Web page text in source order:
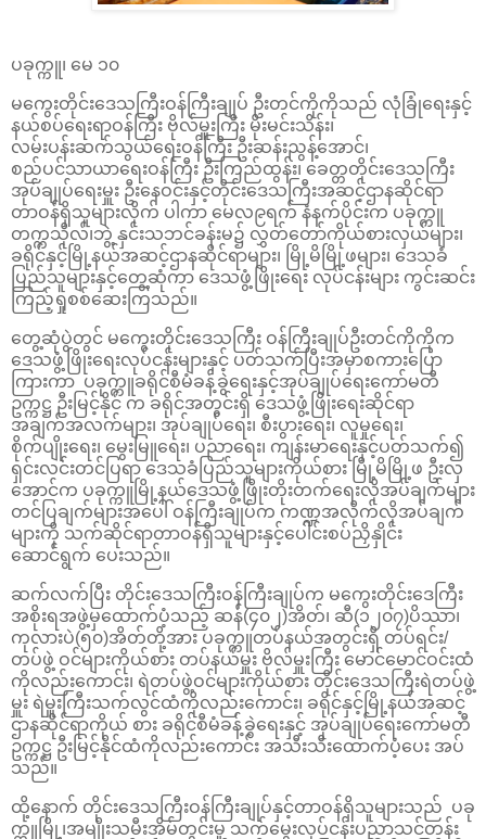
ပခုက္ကူ၊ မေ ၁၀
မကွေးတိုင်းဒေသကြီးဝန်ကြီးချုပ် ဦးတင်ကိုကိုသည် လုံခြုံရေးနှင့်
နယ်စပ်ရေးရာဝန်ကြီး ဗိုလ်မှူးကြီး မိုးမင်းသိန်း၊
လမ်းပန်းဆက်သွယ်ရေးဝန်ကြီး ဦးဆန်းညွန့်အောင်၊
စည်ပင်သာယာရေးဝန်ကြီး ဦးကြည်ထွန်း၊ ခေတ္တတိုင်းဒေသကြီး
အုပ်ချုပ်ရေးမှူး ဦးနေဝင်းနှင့်တိုင်းဒေသကြီးအဆင့်ဌာနဆိုင်ရာ
တာဝန်ရှိသူများလိုက် ပါကာ မေလ၉ရက် နံနက်ပိုင်းက ပခုက္ကူ
တက္ကသိုလ်၊ဘွဲ့ နှင်းသဘင်ခန်းမ၌ လွှတ်တော်ကိုယ်စားလှယ်များ၊
ခရိုင်နှင့်မြို့နယ်အဆင့်ဌာနဆိုင်ရာများ၊ မြို့မိမြို့ဖများ၊ ဒေသခံ
ပြည်သူများနှင့်တွေ့ဆုံကာ ဒေသဖွံ့ဖြိုးရေး လုပ်ငန်းများ ကွင်းဆင်း
ကြည့်ရှုစစ်ဆေးကြသည်။
တွေ့ဆုံပွဲတွင် မကွေးတိုင်းဒေသကြီး ဝန်ကြီးချုပ်ဦးတင်ကိုကိုက
ဒေသဖွံ့ဖြိုးရေးလုပ်ငန်းများနှင့် ပတ်သက်ပြီးအမှာစကားပြော
ကြားကာ ပခုက္ကူခရိုင်စီမံခန့်ခွဲရေးနှင့်အုပ်ချုပ်ရေးကော်မတီ
ဥက္ကဋ္ဌ ဦးမြင့်နိုင် က ခရိုင်အတွင်းရှိ ဒေသဖွံ့ဖြိုးရေးဆိုင်ရာ
အချက်အလက်များ၊ အုပ်ချုပ်ရေး၊ စီးပွားရေး၊ လူမှုရေး၊
စိုက်ပျိုးရေး၊ မွေးမြူရေး၊ ပညာရေး၊ ကျန်းမာရေးနှင့်ပတ်သက်၍
ရှင်းလင်းတင်ပြရာ ဒေသခံပြည်သူများကိုယ်စား မြို့မိမြို့ဖ ဦးလှ
အောင်က ပခုက္ကူမြို့နယ်ဒေသဖွံ့ဖြိုးတိုးတက်ရေးလိုအပ်ချက်များ
တင်ပြချက်များအပေါ် ဝန်ကြီးချုပ်က ကဏ္ဍအလိုက်လိုအပ်ချက်
များကို သက်ဆိုင်ရာတာဝန်ရှိသူများနှင့်ပေါင်းစပ်ညှိနှိုင်း
ဆောင်ရွက် ပေးသည်။
ဆက်လက်ပြီး တိုင်းဒေသကြီးဝန်ကြီးချုပ်က မကွေးတိုင်းဒေကြီး
အစိုးရအဖွဲ့မှထောက်ပံ့သည့် ဆန်(၄၀၂)အိတ်၊ ဆီ(၁၂၀၇)ပိဿာ၊
ကုလားပဲ(၅၀)အိတ်တို့အား ပခုက္ကူတပ်နယ်အတွင်းရှိ တပ်ရင်း/
တပ်ဖွဲ့ ဝင်များကိုယ်စား တပ်နယ်မှူး ဗိုလ်မှူးကြီး မောင်မောင်ဝင်းထံ
ကိုလည်းကောင်း၊ ရဲတပ်ဖွဲ့ဝင်များကိုယ်စား တိုင်းဒေသကြီးရဲတပ်ဖွဲ့
မှူး ရဲမှူးကြီးသက်လွင်ထံကိုလည်းကောင်း၊ ခရိုင်နှင့်မြို့နယ်အဆင့်
ဌာနဆိုင်ရာကိုယ် စား ခရိုင်စီမံခန့်ခွဲရေးနှင့် အုပ်ချုပ်ရေးကော်မတီ
ဥက္ကဋ္ဌ ဦးမြင့်နိုင်ထံကိုလည်းကောင်း အသီးသီးထောက်ပံ့ပေး အပ်
သည်။
ထို့နောက် တိုင်းဒေသကြီးဝန်ကြီးချုပ်နှင့်တာဝန်ရှိသူများသည် ပခု
က္ကူမြို့၊အမျိုးသမီးအိမ်တွင်းမှု သက်မွေးလုပ်ငန်းပညာသင်တန်း